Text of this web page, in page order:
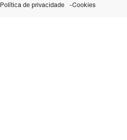
Política de privacidade Cookies